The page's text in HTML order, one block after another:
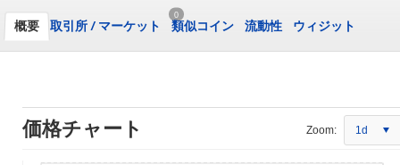
概要 取引所 /マーケット
0
類似コイン 流動性 ウィジット
価格チャート Zoom: 1d